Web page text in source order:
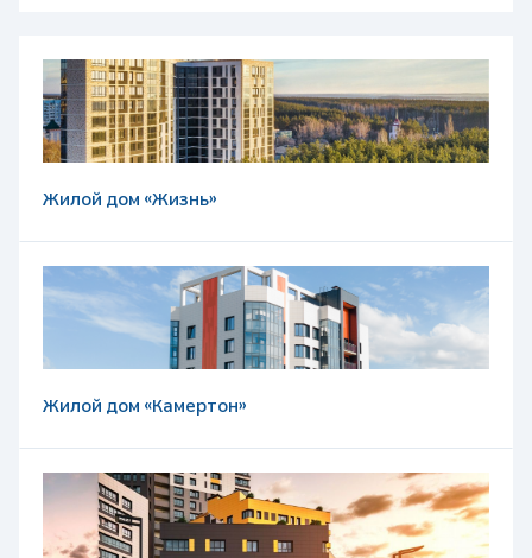
Жилой дом «Жизнь»
Жилой дом «Камертон»